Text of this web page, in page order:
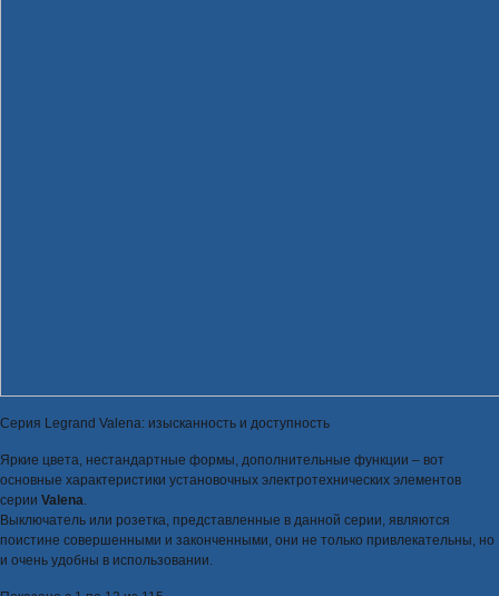
Серия Legrand Valena: изысканность и доступность
Яркие цвета, нестандартные формы, дополнительные функции – вот
основные характеристики установочных электротехнических элементов
серии Valena.
Выключатель или розетка, представленные в данной серии, являются
поистине совершенными и законченными, они не только привлекательны, но
и очень удобны в использовании.